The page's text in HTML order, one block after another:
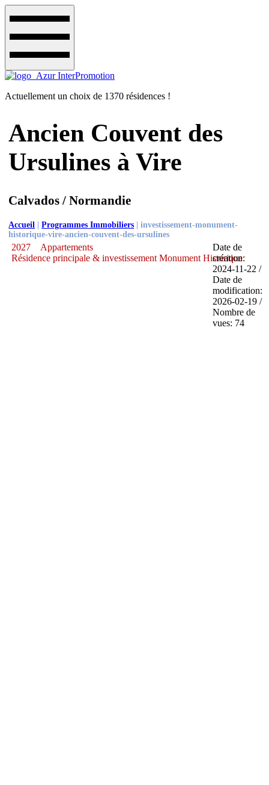
Actuellement un choix de 1370 résidences !
Ancien Couvent des
Ursulines à Vire
Calvados / Normandie
Accueil |Programmes Immobiliers |investissement-monument-
historique-vire-ancien-couvent-des-ursulines
2027
Appartements
Résidence principale & investissement Monument Historique
Date de
création:
2024-11-22 /
Date de
modification:
2026-02-19 /
Nombre de
vues: 74